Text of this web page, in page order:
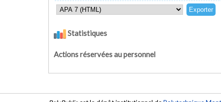
Statistiques
Actions réservées au personnel